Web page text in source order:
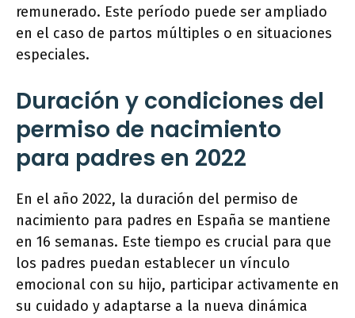
remunerado. Este período puede ser ampliado
en el caso de partos múltiples o en situaciones
especiales.
Duración y condiciones del
permiso de nacimiento
para padres en 2022
En el año 2022, la duración del permiso de
nacimiento para padres en España se mantiene
en 16 semanas. Este tiempo es crucial para que
los padres puedan establecer un vínculo
emocional con su hijo, participar activamente en
su cuidado y adaptarse a la nueva dinámica